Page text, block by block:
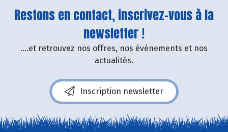
Restons en contact, inscrivez-vous à la
newsletter !
....et retrouvez nos offres, nos événements et nos
actualités.
Inscription newsletter